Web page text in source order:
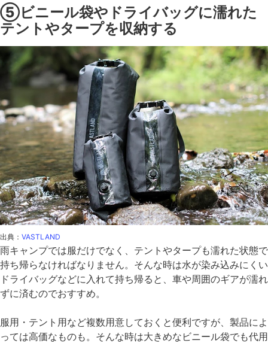
⑤ビニール袋やドライバッグに濡れた
テントやタープを収納する
出典： VASTLAND
雨キャンプでは服だけでなく、テントやタープも濡れた状態で
持ち帰らなければなりません。そんな時は水が染み込みにくい
ドライバッグなどに入れて持ち帰ると、車や周囲のギアが濡れ
ずに済むのでおすすめ。
服用・テント用など複数用意しておくと便利ですが、製品によ
っては高価なものも。そんな時は大きめなビニール袋でも代用